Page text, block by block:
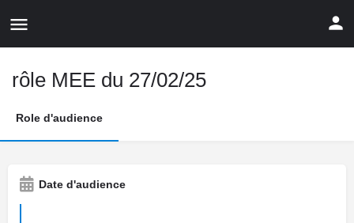
rôle MEE du 27/02/25
Role d'audience
Date d'audience